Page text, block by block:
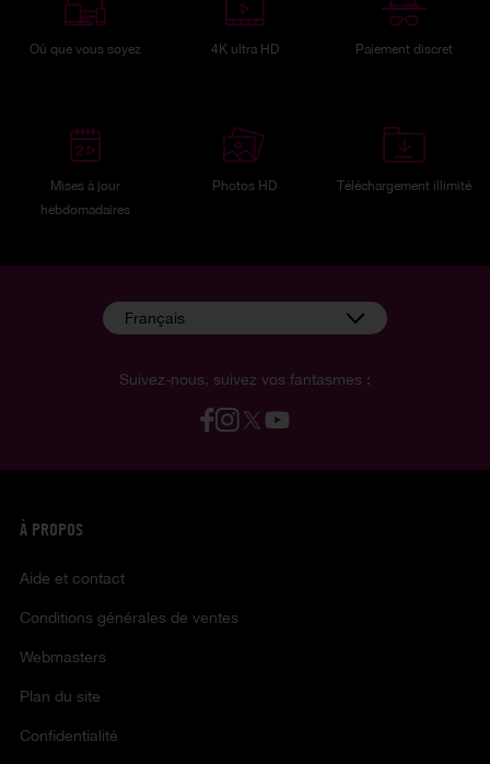
Où que vous soyez 4K ultra HD Paiement discret
Mises à jour
hebdomadaires
Photos HD Téléchargement illimité
Suivez-nous, suivez vos fantasmes :
Français
À PROPOS
Aide et contact
Conditions générales de ventes
Webmasters
Plan du site
Confidentialité